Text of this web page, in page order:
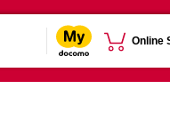
Online